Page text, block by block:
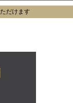
だけます